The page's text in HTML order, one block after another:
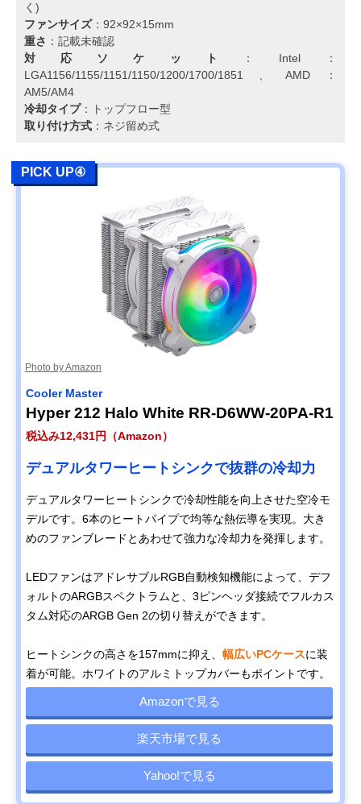
く)
ファンサイズ：92×92×15mm
重さ ：記載未確認
対応ソケット
：Intel：
LGA1156/1155/1151/1150/1200/1700/1851、AMD：
AM5/AM4
冷却タイプ：トップフロー型
取り付け方式 ：ネジ留め式
PICK UP④
Photo by Amazon
Cooler Master
Hyper 212 Halo White RR-D6WW-20PA-R1
税込み12,431円（Amazon）
デュアルタワーヒートシンクで抜群の冷却力
デュアルタワーヒートシンクで冷却性能を向上させた空冷モ
デルです。6本のヒートパイプで均等な熱伝導を実現。大き
めのファンブレードとあわせて強力な冷却力を発揮します。
LEDファンはアドレサブルRGB自動検知機能によって、デフ
ォルトのARGBスペクトラムと、3ピンヘッダ接続でフルカス
タム対応のARGB Gen 2の切り替えができます。
ヒートシンクの高さを157mmに抑え、 幅広いPCケースに装
着が可能。ホワイトのアルミトップカバーもポイントです。
Amazonで見る
楽天市場で見る
Yahoo!で見る